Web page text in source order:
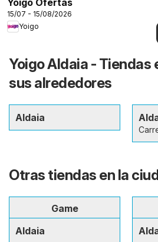
15/07 - 15/08/2026
Yoigo
Yoigo Aldaia - Tiendas
sus alrededores
Aldaia
Otras tiendas en la
Game
Aldaia